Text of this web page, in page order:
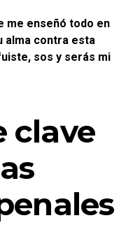
me enseñó todo en
alma contra esta
sos y serás mi
clave